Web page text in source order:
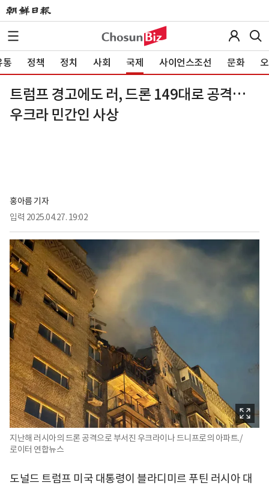
통 정책 정치 사회 국제 사이언스조선 문화
트럼프 경고에도 러, 드론 149대로 공격…
우크라 민간인 사상
홍아름 기자
입력 2025.04.27. 19:02
지난해 러시아의 드론 공격으로 부서진 우크라이나 드니프로의 아파트./
로이터 연합뉴스
도널드 트럼프 미국 대통령이 블라디미르 푸틴 러시아 대